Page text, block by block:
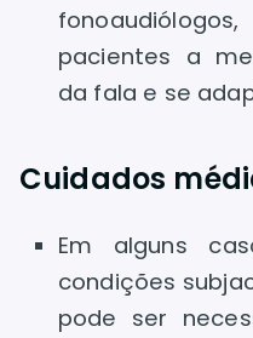
pacientes a
da fala e se
Cuidados
Em alguns
condições
pode ser